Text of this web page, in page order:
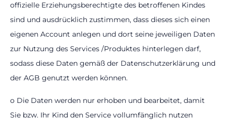
offizielle Erziehungsberechtigte des betroffenen Kindes
sind und ausdrücklich zustimmen, dass dieses sich einen
eigenen Account anlegen und dort seine jeweiligen Daten
zur Nutzung des Services /Produktes hinterlegen darf,
sodass diese Daten gemäß der Datenschutzerklärung und
der AGB genutzt werden können.
o Die Daten werden nur erhoben und bearbeitet, damit
Sie bzw. Ihr Kind den Service vollumfänglich nutzen